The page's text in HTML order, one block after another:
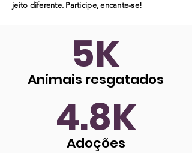
jeito diferente. Participe, encante-se!
5K
Animais resgatados
4.8K
Adoções